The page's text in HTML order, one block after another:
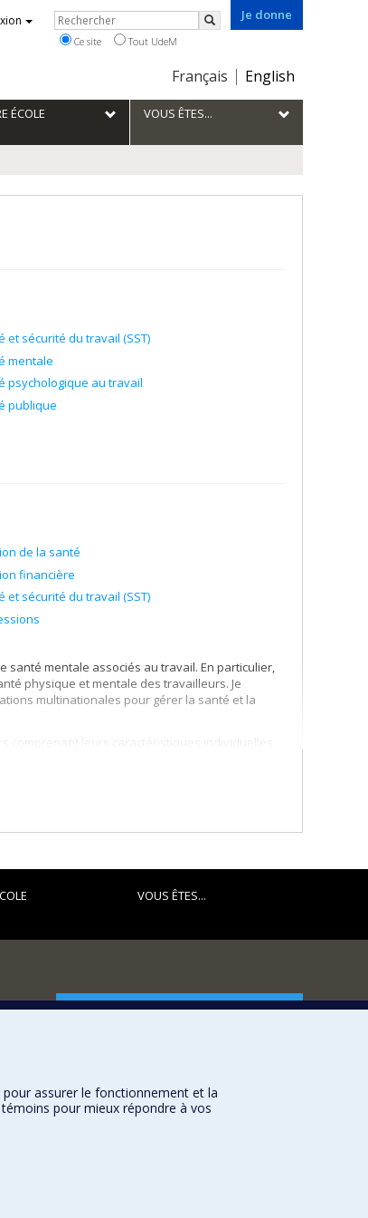
Je donne
Choix
la
langue
Français English
Rechercher
Rechercher
Ce site Tout UdeM
ÉCOLE VOUS ÊTES...
et sécurité du travail (SST)
mentale
psychologique au travail
publique
de la santé
financière
et sécurité du travail (SST)
santé mentale associés au travail. En particulier,
physique et mentale des travailleurs. Je
multinationales pour gérer la santé et la
comprenant leurs caractéristiques individuelles
projets de recherche visant à
VOUS ÊTES...
FACULTÉ DES ARTS ET DES SCIENCES
Nos programmes et cours
assurer le fonctionnement et la
pour mieux répondre à vos